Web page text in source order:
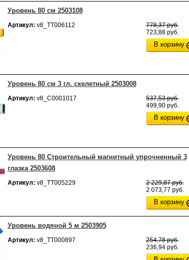
Уровень 80 см 2503108
Артикул: v8_ТТ006112
778,37 руб.
723,88 руб.
В корзину
Уровень 80 см 3 гл. скелетный 2503008
Артикул: v8_С0001017
537,53 руб.
499,90 руб.
В корзину
Уровень 80 Строительный магнитный упрочненный 3
глазка 2503608
Артикул: v8_ТТ005229
2 229,87 руб.
2 073,77 руб.
В корзину
Уровень водяной 5 м 2503905
Артикул: v8_ТТ000897
254,78 руб.
236,94 руб.